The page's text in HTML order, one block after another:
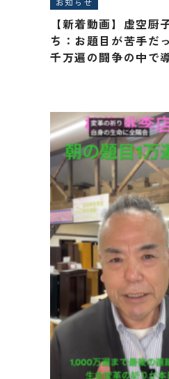
【新着動画】虚空厨
ち：お題目が苦手だ
千万遍の闘争の中で